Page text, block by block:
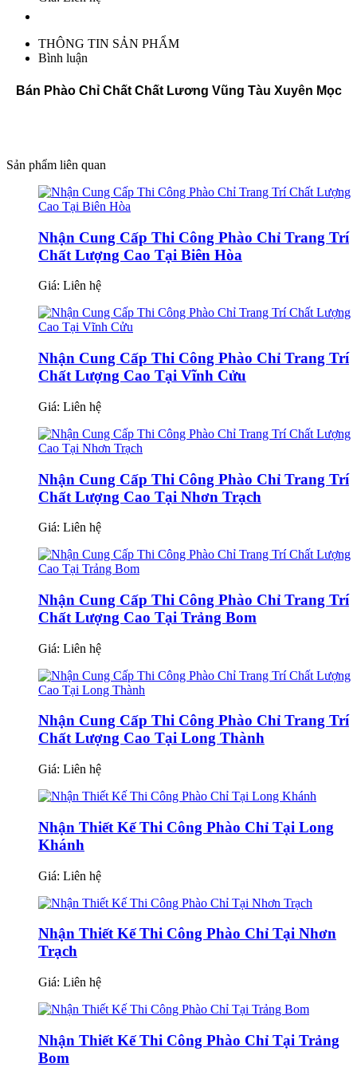
THÔNG TIN SẢN PHẨM
Bình luận
Bán Phào Chỉ Chất Chất Lương Vũng Tàu Xuyên Mọc
Sản phẩm liên quan
Nhận Cung Cấp Thi Công Phào Chỉ Trang Trí
Chất Lượng Cao Tại Biên Hòa
Giá: Liên hệ
Nhận Cung Cấp Thi Công Phào Chỉ Trang Trí
Chất Lượng Cao Tại Vĩnh Cửu
Giá: Liên hệ
Nhận Cung Cấp Thi Công Phào Chỉ Trang Trí
Chất Lượng Cao Tại Nhơn Trạch
Giá: Liên hệ
Nhận Cung Cấp Thi Công Phào Chỉ Trang Trí
Chất Lượng Cao Tại Trảng Bom
Giá: Liên hệ
Nhận Cung Cấp Thi Công Phào Chỉ Trang Trí
Chất Lượng Cao Tại Long Thành
Giá: Liên hệ
Nhận Thiết Kế Thi Công Phào Chỉ Tại Long
Khánh
Giá: Liên hệ
Nhận Thiết Kế Thi Công Phào Chỉ Tại Nhơn
Trạch
Giá: Liên hệ
Nhận Thiết Kế Thi Công Phào Chỉ Tại Trảng
Bom